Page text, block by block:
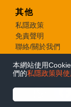
其他
私隱政策
免責聲明
聯絡/關於我們
© 2026 e-
本網站使用
們的私隱政策與